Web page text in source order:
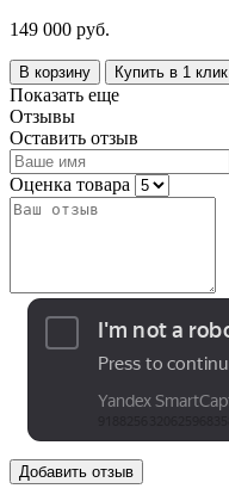
149 000 руб.
В корзину Купить в 1 клик
Показать еще
Отзывы
Оставить отзыв
Оценка товара
Добавить отзыв